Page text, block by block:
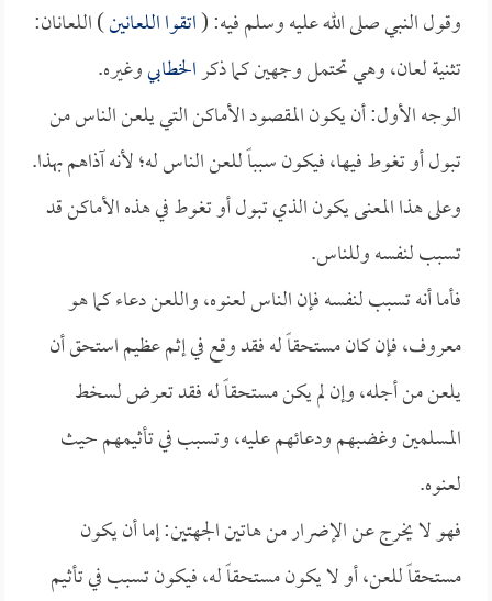
وقول النبي صلى الله عليه وسلم فيه: (اتقوا اللعانين) اللعانان:
تثنية لعان، وهي تحتمل وجهين كما ذكرالخطابيوغيره.
الوجه الأول: أن يكون المقصود الأماكن التي يلعن الناس من
تبول أو تغوط فيها، فيكون سبباً للعن الناس له؛ لأنه آذاهم بهذا.
وعلى هذا المعنى يكون الذي تبول أو تغوط في هذه الأماكن قد
تسبب لنفسه وللناس.
فأما أنه تسبب لنفسه فإن الناس لعنوه، واللعن دعاء كما هو
معروف، فإن كان مستحقاً له فقد وقع في إثم عظيم استحق أن
يلعن من أجله، وإن لم يكن مستحقاً له فقد تعرض لسخط
المسلمين وغضبهم ودعائهم عليه، وتسبب في تأثيمهم حيث
لعنوه.
فهو لا يخرج عن الإضرار من هاتين الجهتين: إما أن يكون
مستحقاً للعن، أو لا يكون مستحقاً له، فيكون تسبب في تأثيم